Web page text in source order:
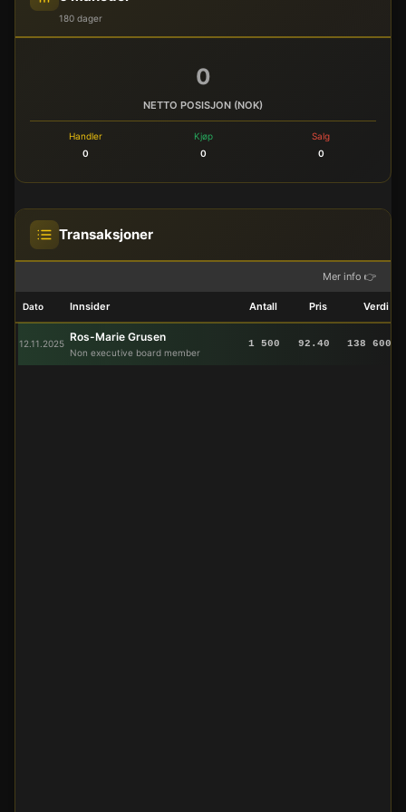
180 dager
0
NETTO POSISJON (NOK)
Handler
0
Kjøp
0
Salg
0
Transaksjoner
Mer info 👉
Dato Innsider Antall Pris Verdi
12.11.2025 Ros-Marie Grusen
Non executive board member
1 500 92.40 138 600